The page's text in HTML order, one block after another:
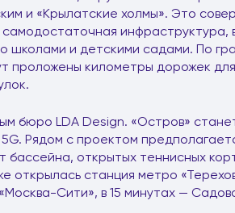
и «Крылатские холмы». Это
самодостаточная
школами и детскими садами. По
проложены километры дорожек для
бюро LDA Design. «Остров»
Рядом с проектом
бассейна, открытых теннисных
открылась станция метро
Сити», в 15 минутах —